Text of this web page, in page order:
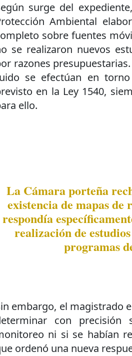
surge del
Ambiental
sobre fuentes
se realizaron nuevos
razones
se efectúan en
en la Ley 1540,
ello.
La Cámara porteña
existencia de mapas de
respondía
realización de
programas
embargo, el magistrado
con precisión
ni si se habían
ordenó una nueva